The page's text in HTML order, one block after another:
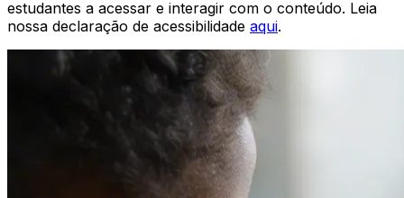
estudantes a acessar e interagir com o conteúdo. Leia
nossa declaração de acessibilidade aqui.